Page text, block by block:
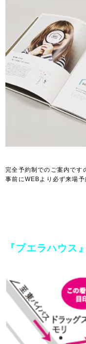
完全予約制でのご案内です
事前にWEBより必ず来場予
『ブエラハウス』